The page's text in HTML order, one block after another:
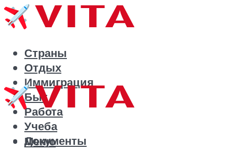
Страны
Отдых
Иммиграция
Быт
Работа
Учеба
Документы
Меню